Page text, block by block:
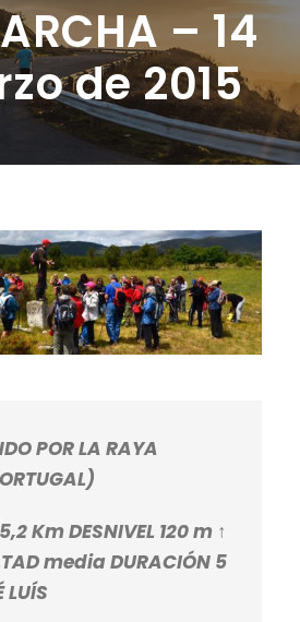
– 14
de 2015
POR LA RAYA
Km DESNIVEL 120 m ↑
media DURACIÓN 5
LUÍS